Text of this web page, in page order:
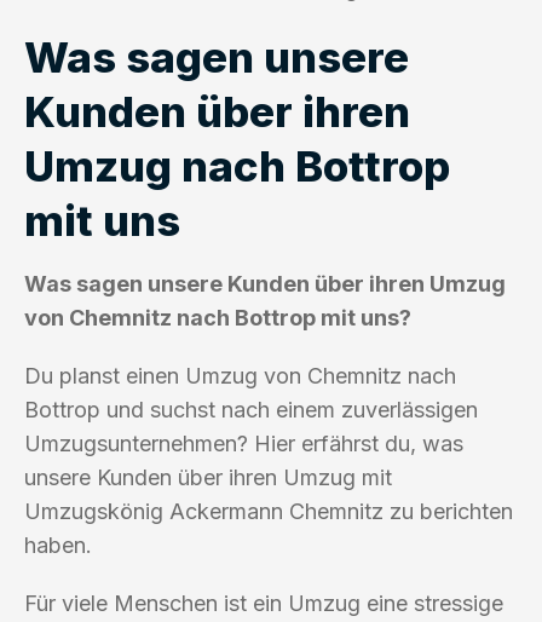
Was sagen unsere
Kunden über ihren
Umzug nach Bottrop
mit uns
Was sagen unsere Kunden über ihren Umzug
von Chemnitz nach Bottrop mit uns?
Du planst einen Umzug von Chemnitz nach
Bottrop und suchst nach einem zuverlässigen
Umzugsunternehmen? Hier erfährst du, was
unsere Kunden über ihren Umzug mit
Umzugskönig Ackermann Chemnitz zu berichten
haben.
Für viele Menschen ist ein Umzug eine stressige